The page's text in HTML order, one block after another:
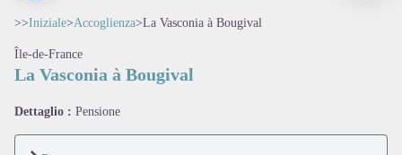
>>Iniziale>Accoglienza>La Vasconia à Bougival
Île-de-France
La Vasconia à Bougival
Dettaglio : Pensione